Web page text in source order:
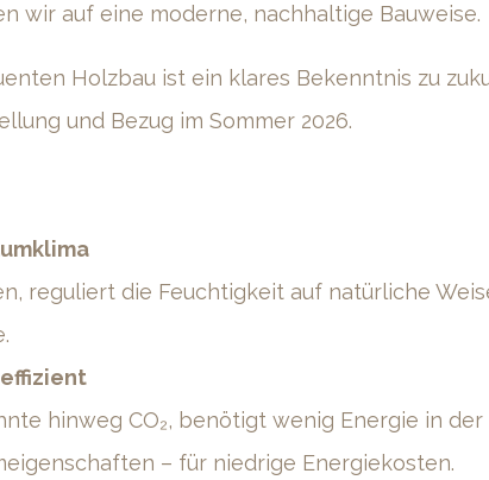
wir auf eine moderne, nachhaltige Bauweise.
Holzbau ist ein klares Bekenntnis zu
und Bezug im Sommer 2026.
reguliert die Feuchtigkeit auf natürliche
hinweg CO₂, benötigt wenig Energie in
– für niedrige Energiekosten.